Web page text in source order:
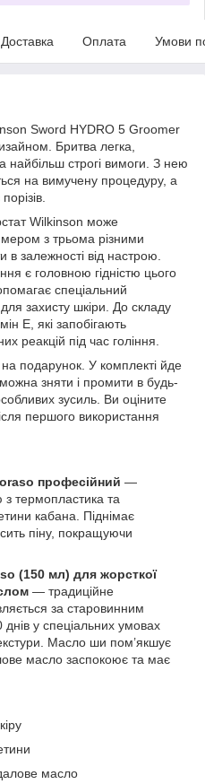
Доставка Оплата Умови
Sword HYDRO 5 Groomer
Бритва легка,
найбільш строгі вимоги. З нею
на вимучену процедуру, а
Wilkinson може
з трьома різними
залежності від настрою.
є головною гідністю цього
спеціальний
захисту шкіри. До складу
Е, які запобігають
реакцій під час гоління.
подарунок. У комплекті йде
зняти і промити в будь-
зусиль. Ви оціните
першого використання
професійний —
з термопластика та
кабана. Піднімає
піну, покращуючи
(150 мл) для жорсткої
— традиційне
за старовинним
у спеціальних умовах
Масло ши пом’якшує
масло заспокоює та має
масло